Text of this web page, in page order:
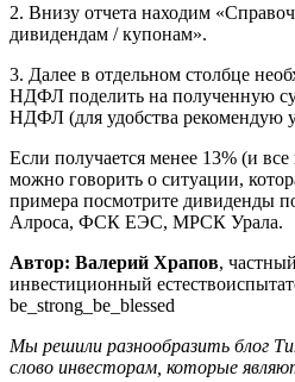
2. Внизу отчета находим
дивидендам / купонам».
3. Далее в отдельном столбце
НДФЛ поделить на полученную
НДФЛ (для удобства рекомендую
Если получается менее 13% (и
можно говорить о ситуации,
примера посмотрите дивиденды
Алроса, ФСК ЕЭС, МРСК Урала.
Автор: Валерий Храпов,
инвестиционный
be_strong_be_blessed
Мы решили разнообразить блог
слово инвесторам, которые